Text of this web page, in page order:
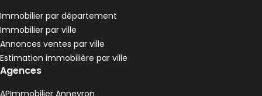
190 000 €
Pélussin - 42410
Maison • 4 pièces • 90 m²
G 3 chambres
,
Terrain 3680 m²
Immobilier par département
Immobilier par ville
Annonces ventes par ville
Estimation immobilière par ville
Agences
APImmobilier Anneyron